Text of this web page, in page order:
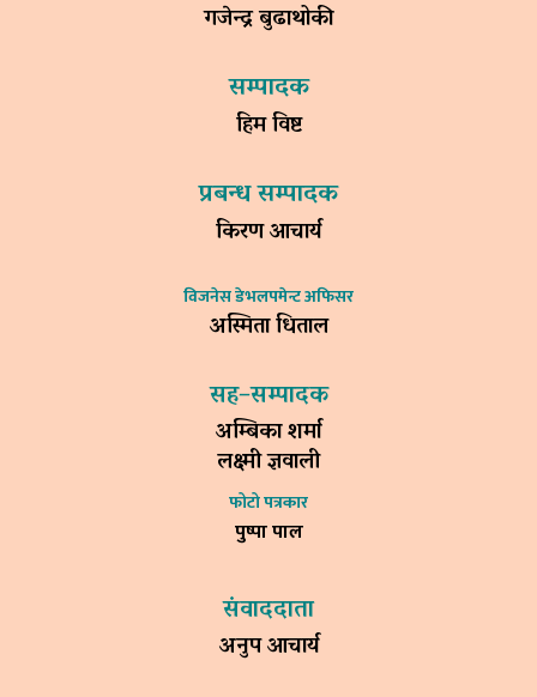
गजेन्द्र बुढाथोकी
सम्पादक
हिम विष्ट
प्रबन्ध सम्पादक
किरण आचार्य
विजनेस डेभलपमेन्ट अफिसर
अस्मिता धिताल
सह–सम्पादक
अम्बिका शर्मा
लक्ष्मी ज्ञवाली
फोटो पत्रकार
पुष्पा पाल
संवाददाता
अनुप आचार्य